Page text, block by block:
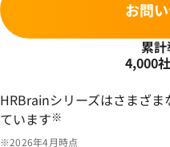
お問
累
4,000
HRBrainシリーズはさまざ
ています※
※2026年4月時点